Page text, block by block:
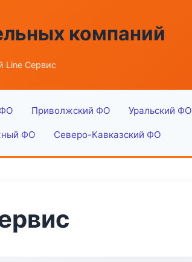
компаний
Line Сервис
Приволжский ФО Уральский ФО
ФО Северо-Кавказский ФО